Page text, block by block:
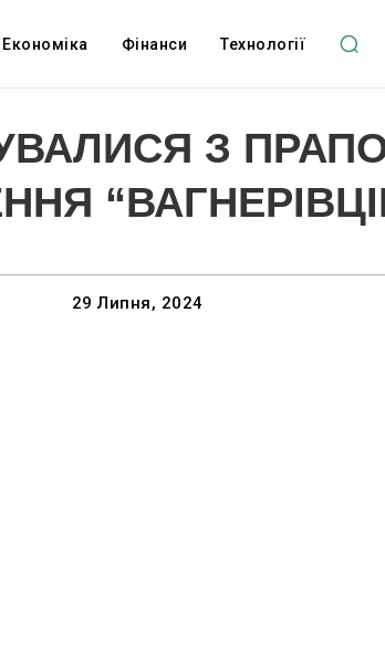
Економіка Фінанси Технології
З
29 Липня, 2024